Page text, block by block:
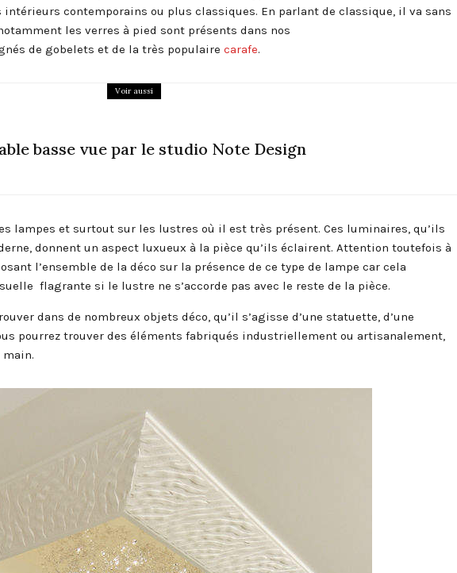
contemporains ou plus classiques. En parlant de classique, il va sans
les verres à pied sont présents dans nos
de gobelets et de la très populaire carafe.
Voir aussi
basse vue par le studio Note Design
lampes et surtout sur les lustres où il est très présent. Ces luminaires, qu’ils
donnent un aspect luxueux à la pièce qu’ils éclairent. Attention toutefois à
l’ensemble de la déco sur la présence de ce type de lampe car cela
flagrante si le lustre ne s’accorde pas avec le reste de la pièce.
dans de nombreux objets déco, qu’il s’agisse d’une statuette, d’une
pourrez trouver des éléments fabriqués industriellement ou artisanalement,